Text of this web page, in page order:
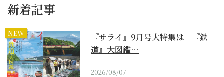
新着記事
NEW
『サライ』9月号大特集は「『鉄
道』大図鑑…
2026/08/07